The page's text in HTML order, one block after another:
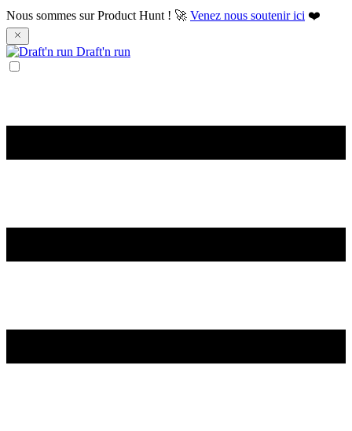
Nous sommes sur Product Hunt ! 🚀 Venez nous soutenir ici ❤️
Draft'n run